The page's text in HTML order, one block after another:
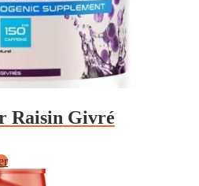
Raisin Givré